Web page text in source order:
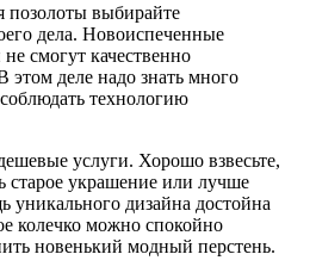
позолоты выбирайте
дела. Новоиспеченные
смогут качественно
этом деле надо знать много
технологию
услуги. Хорошо взвесьте,
старое украшение или лучше
уникального дизайна достойна
колечко можно спокойно
новенький модный перстень.